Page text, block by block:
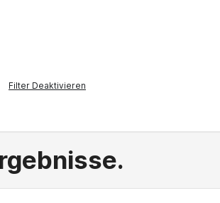
Filter Deaktivieren